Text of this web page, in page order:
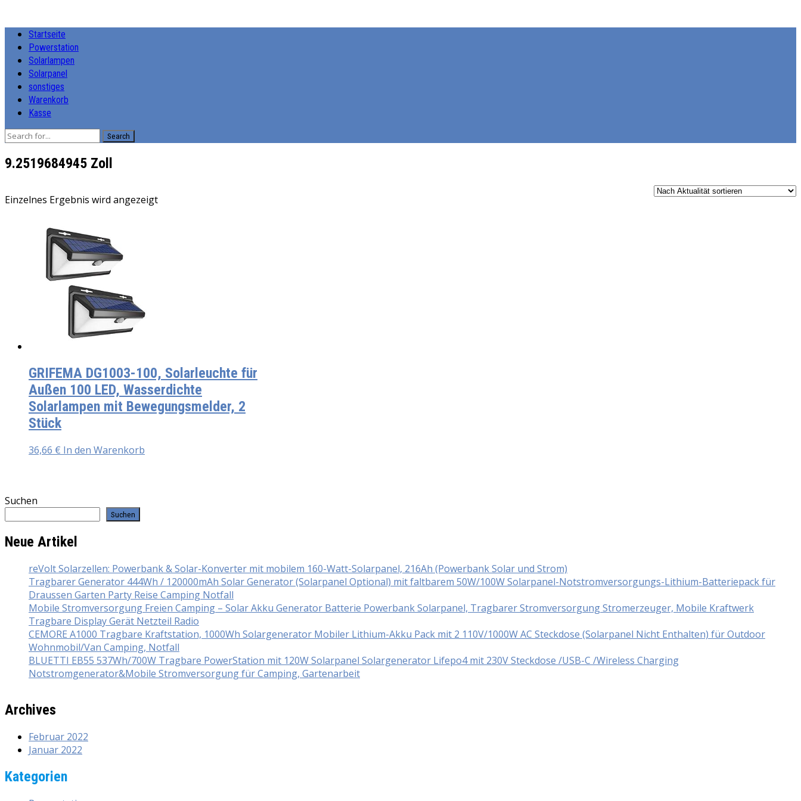
Startseite
Powerstation
Solarlampen
Solarpanel
sonstiges
Warenkorb
Kasse
Search
9.2519684945 Zoll
Einzelnes Ergebnis wird angezeigt
GRIFEMA DG1003-100, Solarleuchte für
Außen 100 LED, Wasserdichte
Solarlampen mit Bewegungsmelder, 2
Stück
36,66 € In den Warenkorb
Suchen
Suchen
Neue Artikel
reVolt Solarzellen: Powerbank & Solar-Konverter mit mobilem 160-Watt-Solarpanel, 216Ah (Powerbank Solar und Strom)
Tragbarer Generator 444Wh / 120000mAh Solar Generator (Solarpanel Optional) mit faltbarem 50W/100W Solarpanel-Notstromversorgungs-Lithium-Batteriepack für
Draussen Garten Party Reise Camping Notfall
Mobile Stromversorgung Freien Camping – Solar Akku Generator Batterie Powerbank Solarpanel, Tragbarer Stromversorgung Stromerzeuger, Mobile Kraftwerk
Tragbare Display Gerät Netzteil Radio
CEMORE A1000 Tragbare Kraftstation, 1000Wh Solargenerator Mobiler Lithium-Akku Pack mit 2 110V/1000W AC Steckdose (Solarpanel Nicht Enthalten) für Outdoor
Wohnmobil/Van Camping, Notfall
BLUETTI EB55 537Wh/700W Tragbare PowerStation mit 120W Solarpanel Solargenerator Lifepo4 mit 230V Steckdose /USB-C /Wireless Charging
Notstromgenerator&Mobile Stromversorgung für Camping, Gartenarbeit
Archives
Februar 2022
Januar 2022
Kategorien